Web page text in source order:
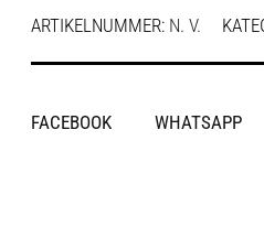
ARTIKELNUMMER: N. V.
SHARE
FACEBOOK WHATSAPP